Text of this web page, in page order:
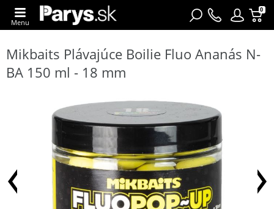
0
Menu
Mikbaits Plávajúce Boilie Fluo Ananás N-
BA 150 ml - 18 mm